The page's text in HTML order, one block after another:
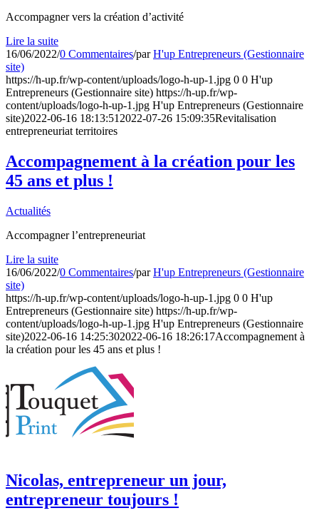
Accompagner vers la création d’activité
Lire la suite
16/06/2022/0 Commentaires/parH'up Entrepreneurs (Gestionnaire
site)
https://h-up.fr/wp-content/uploads/logo-h-up-1.jpg 0 0 H'up
Entrepreneurs (Gestionnaire site) https://h-up.fr/wp-
content/uploads/logo-h-up-1.jpg H'up Entrepreneurs (Gestionnaire
site)2022-06-16 18:13:51 2022-07-26 15:09:35Revitalisation
entrepreneuriat territoires
Accompagnement à la création pour les
45 ans et plus !
Actualités
Accompagner l’entrepreneuriat
Lire la suite
16/06/2022/0 Commentaires/parH'up Entrepreneurs (Gestionnaire
site)
https://h-up.fr/wp-content/uploads/logo-h-up-1.jpg 0 0 H'up
Entrepreneurs (Gestionnaire site) https://h-up.fr/wp-
content/uploads/logo-h-up-1.jpg H'up Entrepreneurs (Gestionnaire
site)2022-06-16 14:25:302022-06-16 18:26:17Accompagnement à
la création pour les 45 ans et plus !
Nicolas, entrepreneur un jour,
entrepreneur toujours !